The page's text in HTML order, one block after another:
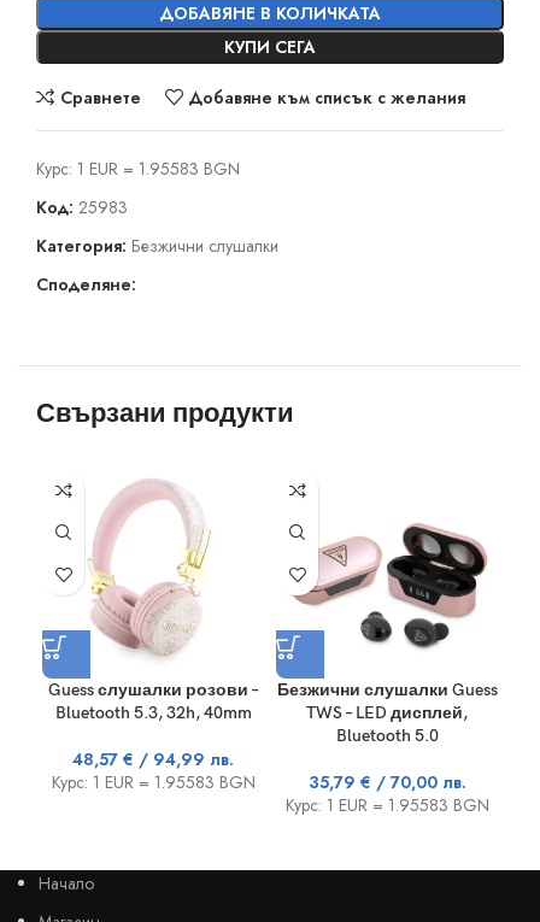
ДОБАВЯНЕ В КОЛИЧКАТА
КУПИ СЕГА
Сравнете Добавяне към списък с желания
Курс: 1 EUR = 1.95583 BGN
Код: 25983
Категория: Безжични слушалки
Споделяне:
Свързани продукти
Guess слушалки розови –
Bluetooth 5.3, 32h, 40mm
48,57 € / 94,99 лв.
Курс: 1 EUR = 1.95583 BGN
Безжични слушалки Guess
TWS – LED дисплей,
Bluetooth 5.0
35,79 € / 70,00 лв.
Курс: 1 EUR = 1.95583 BGN
Начало